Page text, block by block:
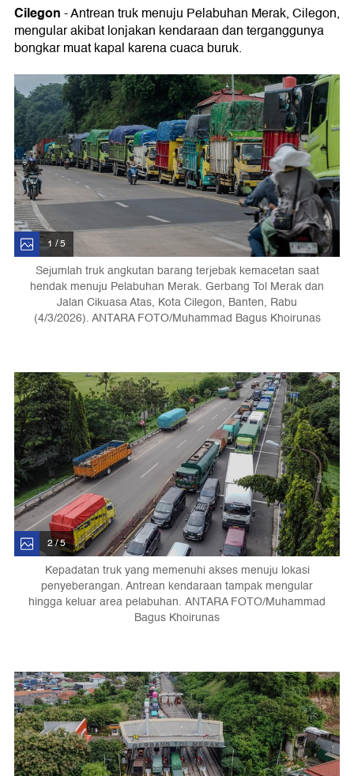
Cilegon- Antrean truk menuju Pelabuhan Merak, Cilegon,
mengular akibat lonjakan kendaraan dan terganggunya
bongkar muat kapal karena cuaca buruk.
1 / 5
Sejumlah truk angkutan barang terjebak kemacetan saat
hendak menuju Pelabuhan Merak. Gerbang Tol Merak dan
Jalan Cikuasa Atas, Kota Cilegon, Banten, Rabu
(4/3/2026). ANTARA FOTO/Muhammad Bagus Khoirunas
2 / 5
Kepadatan truk yang memenuhi akses menuju lokasi
penyeberangan. Antrean kendaraan tampak mengular
hingga keluar area pelabuhan. ANTARA FOTO/Muhammad
Bagus Khoirunas